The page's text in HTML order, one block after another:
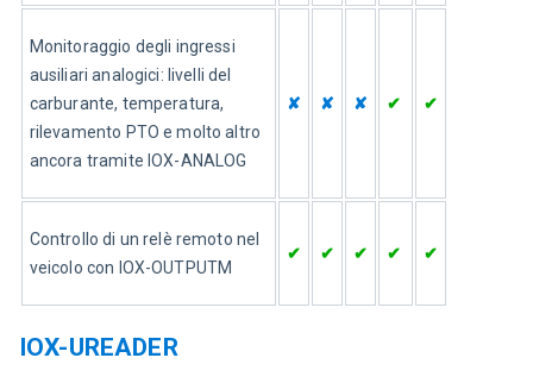
Monitoraggio degli ingressi
ausiliari analogici: livelli del
carburante, temperatura,
rilevamento PTO e molto altro
ancora tramite IOX-ANALOG
✘ ✘ ✘ ✔ ✔
Controllo di un relè remoto nel
veicolo con IOX-OUTPUTM
✔ ✔ ✔ ✔ ✔
IOX-UREADER